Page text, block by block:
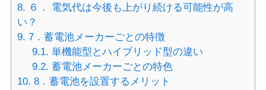
8. ６． 電気代は今後も上がり続ける可能性が高
い？
9. 7．蓄電池メーカーごとの特徴
9.1. 単機能型とハイブリッド型の違い
9.2. 蓄電池メーカーごとの特色
10. 8．蓄電池を設置するメリット